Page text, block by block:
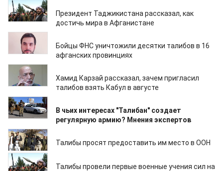
22.12.2021
Президент Таджикистана рассказал, как
достичь мира в Афганистане
17.12.2021
Бойцы ФНС уничтожили десятки талибов в 16
афганских провинциях
17.12.2021
Хамид Карзай рассказал, зачем пригласил
талибов взять Кабул в августе
14.12.2021
В чьих интересах "Талибан" создает
регулярную армию? Мнения экспертов
07.12.2021
Талибы просят предоставить им место в ООН
30.11.2021
Талибы провели первые военные учения сил на